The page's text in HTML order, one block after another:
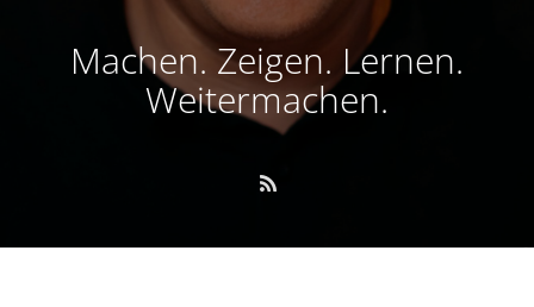
Machen. Zeigen. Lernen.
Weitermachen.